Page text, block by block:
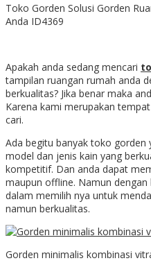
Toko Gorden Solusi Gorden
Anda ID4369
Apakah anda sedang mencari
tampilan ruangan rumah anda
berkualitas? Jika benar maka
Karena kami merupakan
cari.
Ada begitu banyak toko
model dan jenis kain yang
kompetitif. Dan anda dapat
maupun offline. Namun
dalam memilih nya untuk
namun berkualitas.
Gorden minimalis kombinasi